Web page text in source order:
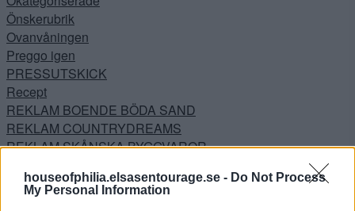
houseofphilia.elsasentourage.se - Do Not Process
My Personal Information
Önskerubrik
Ovanvåningen
Preggo igen
PRESSUTSKICK
Recept
REKLAM BOENDE BÖDA SAND
REKLAM COUNTRYDREAMS
REKLAM SKÅNSKA BYGGVAROR
RELAM VISTAMIA
Resor